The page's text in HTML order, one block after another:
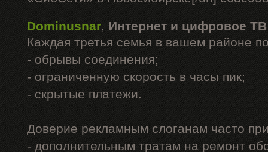
Dominusnar, Интернет и цифровое ТВ
Каждая третья семья в вашем районе
- обрывы соединения;
- ограниченную скорость в часы пик;
- скрытые платежи.
Доверие рекламным слоганам часто
- дополнительным тратам на ремонт